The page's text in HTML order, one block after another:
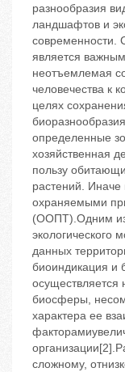
разнообразия
ландшафтов и
современности.
является
неотъемлемая
человечества к
целях
определенные
хозяйственная
пользу
растений.
охраняемыми
(ООПТ).Одним
экологического
данных
биоиндикация и
осуществляется
биосферы,
характера ее
сложному,